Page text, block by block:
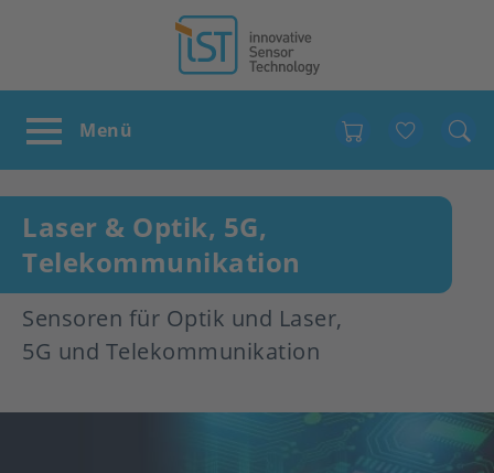
Laser & Optik, 5G,
Telekommunikation
Sensoren für Optik und Laser,
5G und Telekommunikation